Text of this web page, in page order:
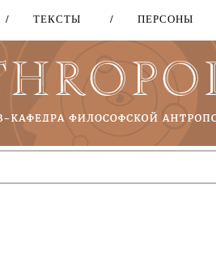
Перейти
основному
содержанию
ТЕКСТЫ ПЕРСОНЫ